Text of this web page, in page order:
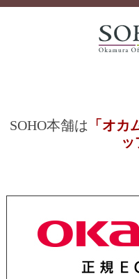
SOHO本舗は 「オカ
ッ